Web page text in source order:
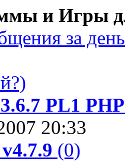
и Игры
за день
PL1
20:33
(0)